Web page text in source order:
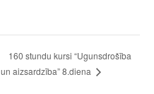
160 stundu kursi “Ugunsdrošība
un aizsardzība” 8.diena